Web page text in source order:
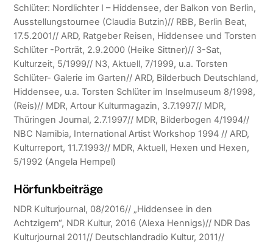
Schlüter: Nordlichter I – Hiddensee, der Balkon von Berlin,
Ausstellungstournee (Claudia Butzin)// RBB, Berlin Beat,
17.5.2001// ARD, Ratgeber Reisen, Hiddensee und Torsten
Schlüter -Porträt, 2.9.2000 (Heike Sittner)// 3-Sat,
Kulturzeit, 5/1999// N3, Aktuell, 7/1999, u.a. Torsten
Schlüter- Galerie im Garten// ARD, Bilderbuch Deutschland,
Hiddensee, u.a. Torsten Schlüter im Inselmuseum 8/1998,
(Reis)// MDR, Artour Kulturmagazin, 3.7.1997// MDR,
Thüringen Journal, 2.7.1997// MDR, Bilderbogen 4/1994//
NBC Namibia, International Artist Workshop 1994 // ARD,
Kulturreport, 11.7.1993// MDR, Aktuell, Hexen und Hexen,
5/1992 (Angela Hempel)
Hörfunkbeiträge
NDR Kulturjournal, 08/2016// „Hiddensee in den
Achtzigern“, NDR Kultur, 2016 (Alexa Hennigs)// NDR Das
Kulturjournal 2011// Deutschlandradio Kultur, 2011//